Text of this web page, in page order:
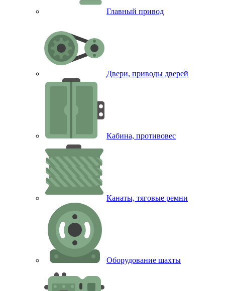
Главный привод
Двери, приводы дверей
Кабина, противовес
Канаты, тяговые ремни
Оборудование шахты